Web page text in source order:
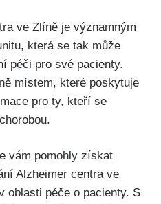
ve Zlíně je významným
která se tak může
péči pro své pacienty.
místem, které poskytuje
pro ty, kteří se
vám pomohly získat
Alzheimer centra ve
oblasti péče o pacienty. S